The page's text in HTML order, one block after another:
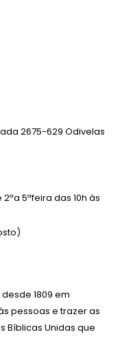
2675-629 Odivelas
5ªfeira das 10h às
1809 em
pessoas e trazer as
Bíblicas Unidas que